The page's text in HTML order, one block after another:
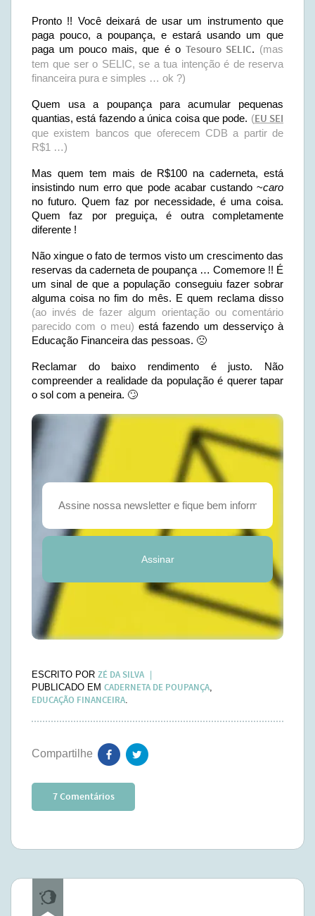
Pronto !! Você deixará de usar um instrumento que
paga pouco, a poupança, e estará usando um que
paga um pouco mais, que é o Tesouro SELIC. (mas
tem que ser o SELIC, se a tua intenção é de reserva
financeira pura e simples … ok ?)
Quem usa a poupança para acumular pequenas
quantias, está fazendo a única coisa que pode. (EU SEI
que existem bancos que oferecem CDB a partir de
R$1 …)
Mas quem tem mais de R$100 na caderneta, está
insistindo num erro que pode acabar custando ~caro
no futuro. Quem faz por necessidade, é uma coisa.
Quem faz por preguiça, é outra completamente
diferente !
Não xingue o fato de termos visto um crescimento das
reservas da caderneta de poupança … Comemore !! É
um sinal de que a população conseguiu fazer sobrar
alguma coisa no fim do mês. E quem reclama disso
(ao invés de fazer algum orientação ou comentário
parecido com o meu) está fazendo um desserviço à
Educação Financeira das pessoas. 🙁
Reclamar do baixo rendimento é justo. Não
compreender a realidade da população é querer tapar
o sol com a peneira. 🙄
Assinar
ESCRITO POR ZÉ DA SILVA
PUBLICADO EM CADERNETA DE POUPANÇA,
EDUCAÇÃO FINANCEIRA.
7 Comentários